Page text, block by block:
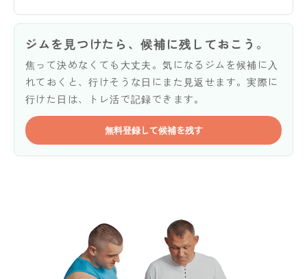
ジムを見つけたら、候補に残しておこう。
焦って決めなくても大丈夫。気になるジムを候補に入
れておくと、行けそうな日にまた見返せます。実際に
行けた日は、トレ活で記録できます。
無料登録して候補を残す